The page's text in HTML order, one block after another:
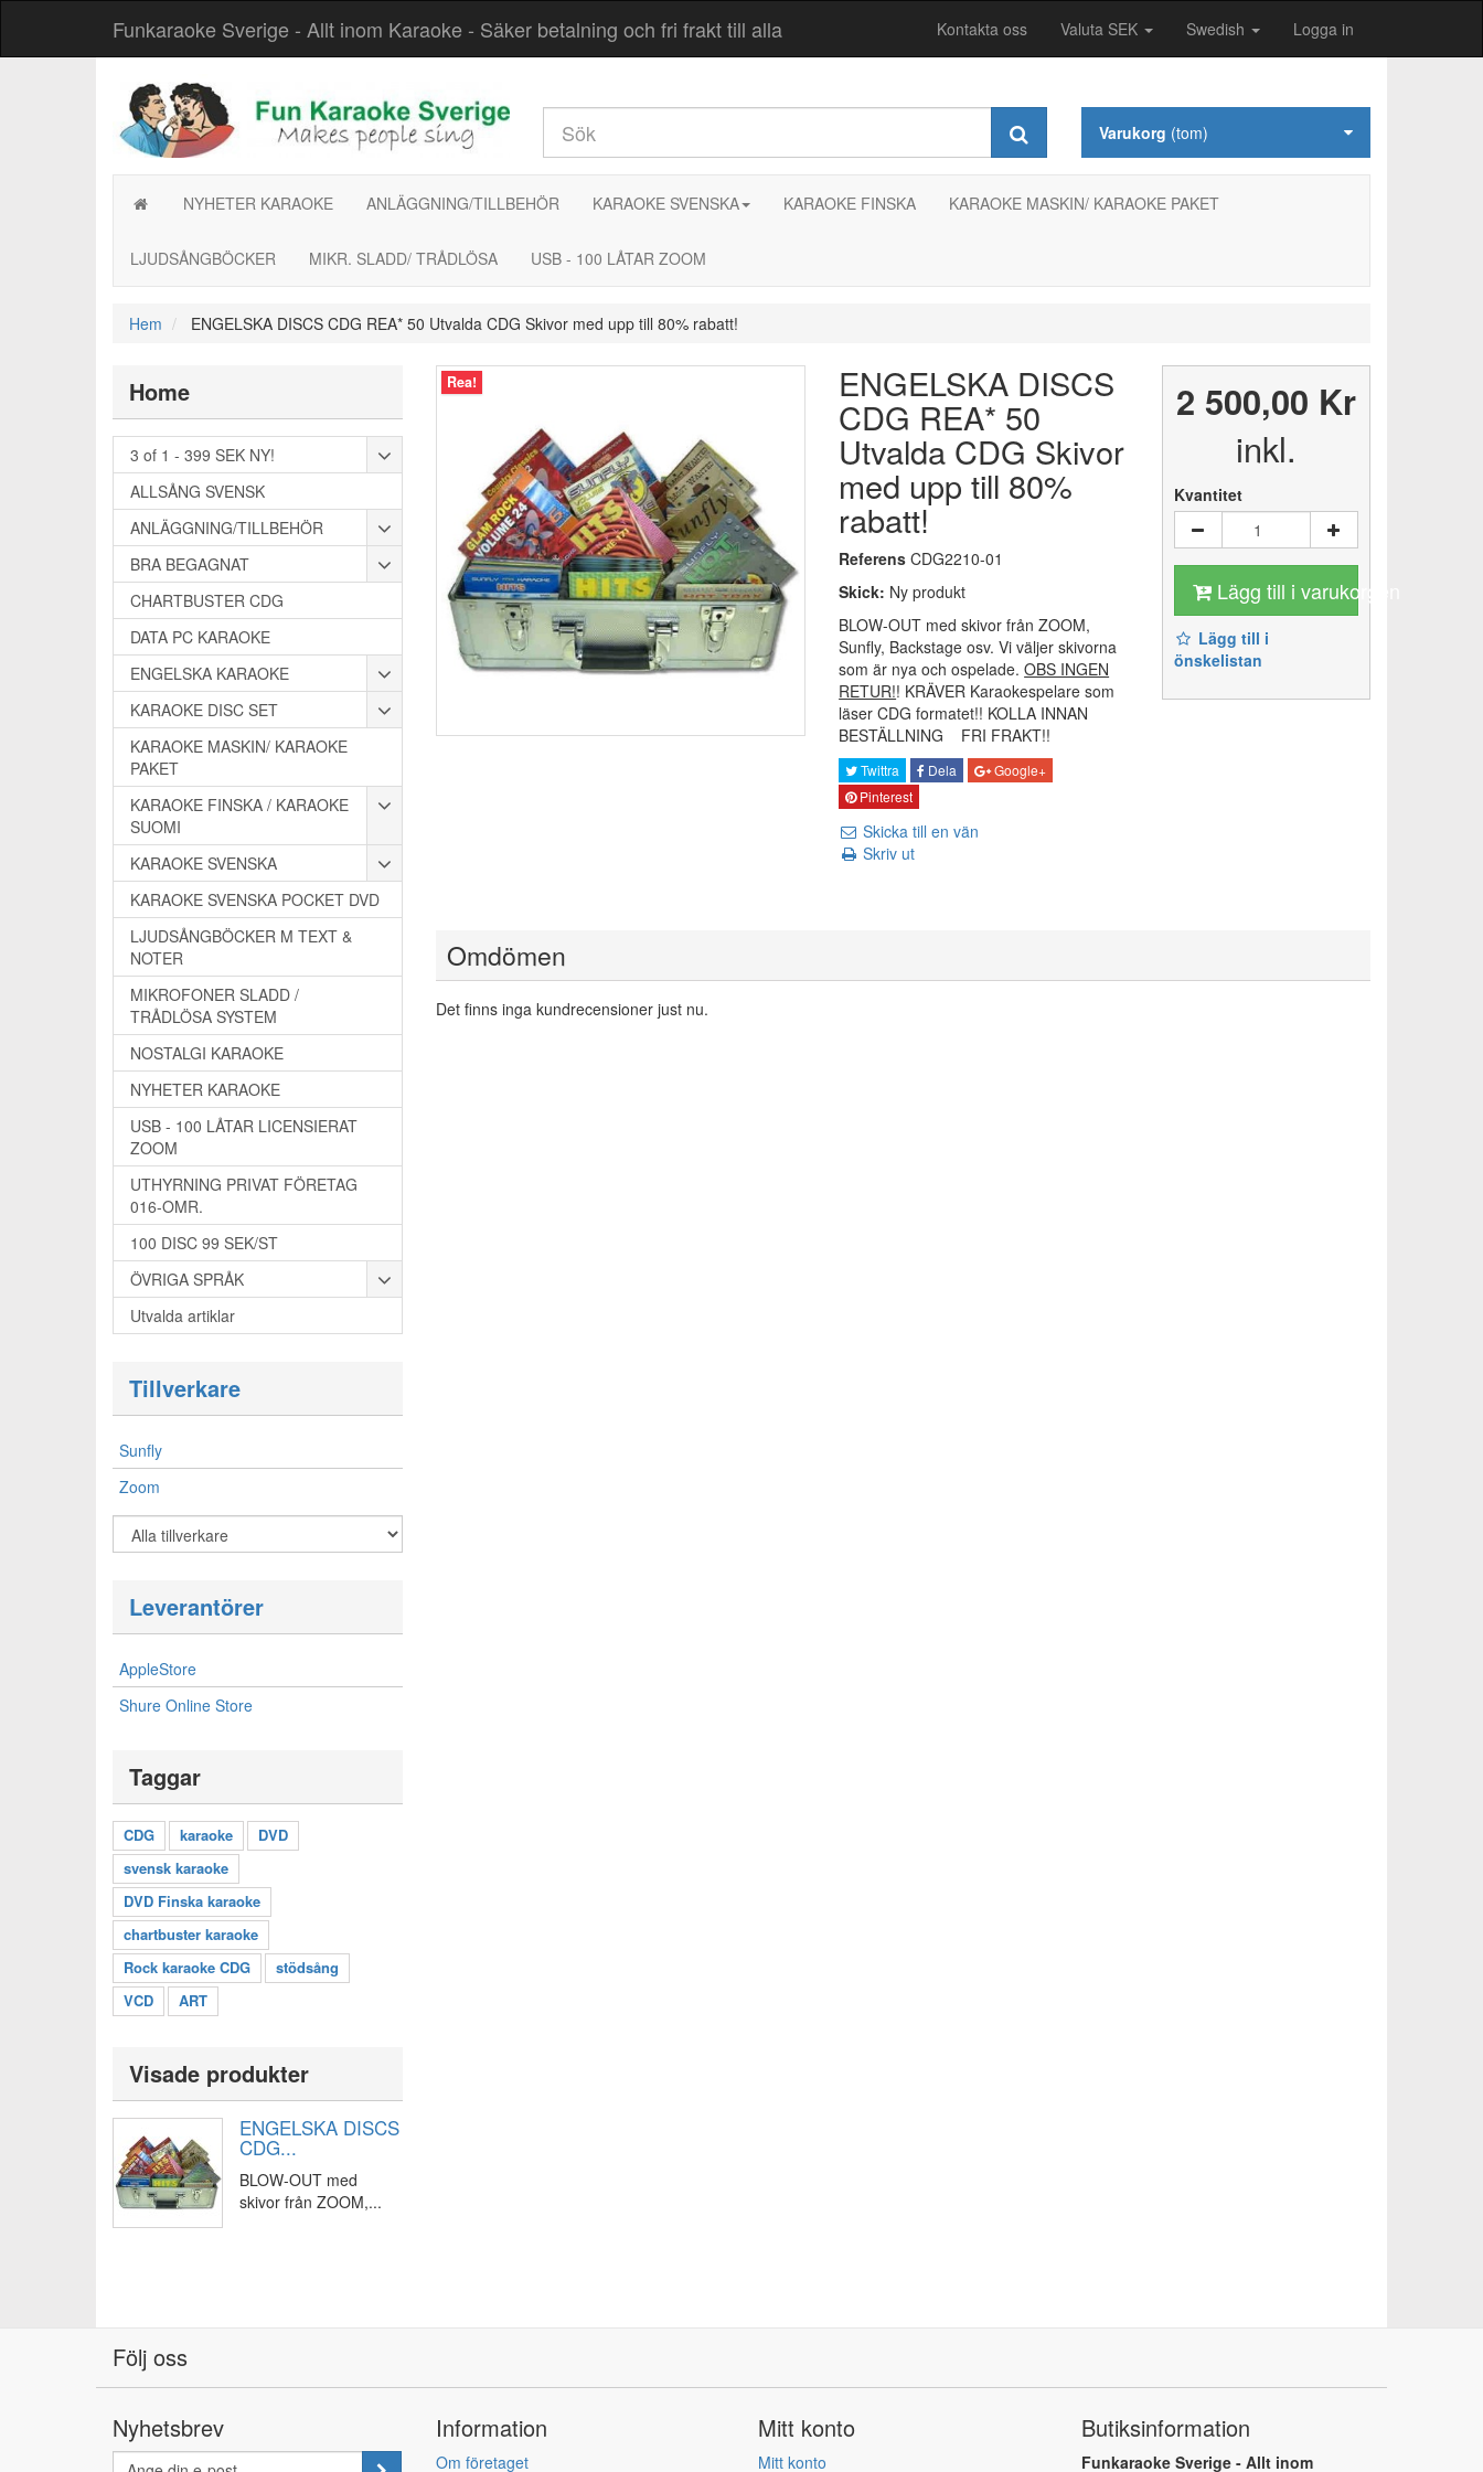
Funkaraoke Sverige - Allt inom Karaoke - Säker betalning och fri frakt till alla Kontakta oss Valuta SEK Swedish Logga in
Varukorg (tom)
NYHETER KARAOKE ANLÄGGNING/TILLBEHÖR KARAOKE SVENSKA KARAOKE FINSKA KARAOKE MASKIN/ KARAOKE PAKET
LJUDSÅNGBÖCKER MIKR. SLADD/ TRÅDLÖSA USB - 100 LÅTAR ZOOM
Hem ENGELSKA DISCS CDG REA* 50 Utvalda CDG Skivor med upp till 80% rabatt!
Home
3 of 1 - 399 SEK NY!
ALLSÅNG SVENSK
ANLÄGGNING/TILLBEHÖR
BRA BEGAGNAT
CHARTBUSTER CDG
DATA PC KARAOKE
ENGELSKA KARAOKE
KARAOKE DISC SET
KARAOKE MASKIN/ KARAOKE
PAKET
KARAOKE FINSKA / KARAOKE
SUOMI
KARAOKE SVENSKA
KARAOKE SVENSKA POCKET DVD
LJUDSÅNGBÖCKER M TEXT &
NOTER
MIKROFONER SLADD /
TRÅDLÖSA SYSTEM
NOSTALGI KARAOKE
NYHETER KARAOKE
USB - 100 LÅTAR LICENSIERAT
ZOOM
UTHYRNING PRIVAT FÖRETAG
016-OMR.
100 DISC 99 SEK/ST
ÖVRIGA SPRÅK
Utvalda artiklar
Tillverkare
Sunfly
Zoom
Leverantörer
AppleStore
Shure Online Store
Taggar
CDG karaoke
DVD
svensk karaoke
DVD Finska karaoke
chartbuster karaoke
Rock karaoke CDG
stödsång
VCD
ART
Visade produkter
ENGELSKA DISCS
CDG...
BLOW-OUT med
skivor från ZOOM,...
Rea! ENGELSKA DISCS
CDG REA* 50
Utvalda CDG Skivor
med upp till 80%
rabatt!
Referens CDG2210-01
Skick: Ny produkt
BLOW-OUT med skivor från ZOOM,
Sunfly, Backstage osv. Vi väljer skivorna
som är nya och ospelade.OBS INGEN
RETUR!! KRÄVER Karaokespelare som
läser CDG formatet!! KOLLA INNAN
BESTÄLLNING FRI FRAKT!!
Twittra Dela
Google+
Pinterest
Skicka till en vän
Skriv ut
2 500,00 Kr
inkl.
Kvantitet
Lägg till i varukorgen
Lägg till i
önskelistan
Omdömen
Det finns inga kundrecensioner just nu.
Följ oss
Nyhetsbrev Information
Om företaget
Mitt konto
Mitt konto
Butiksinformation
Funkaraoke Sverige - Allt inom